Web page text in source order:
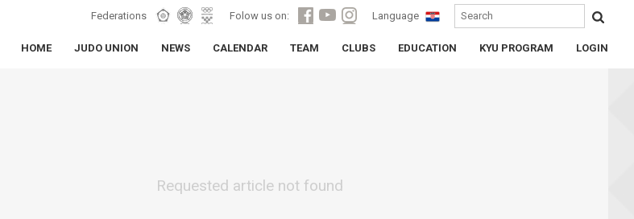
Federations Folow us on: Language
HOME JUDO UNION NEWS CALENDAR TEAM CLUBS EDUCATION KYU PROGRAM LOGIN
Requested article not found